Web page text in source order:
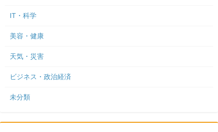
IT・科学
美容・健康
天気・災害
ビジネス・政治経済
未分類